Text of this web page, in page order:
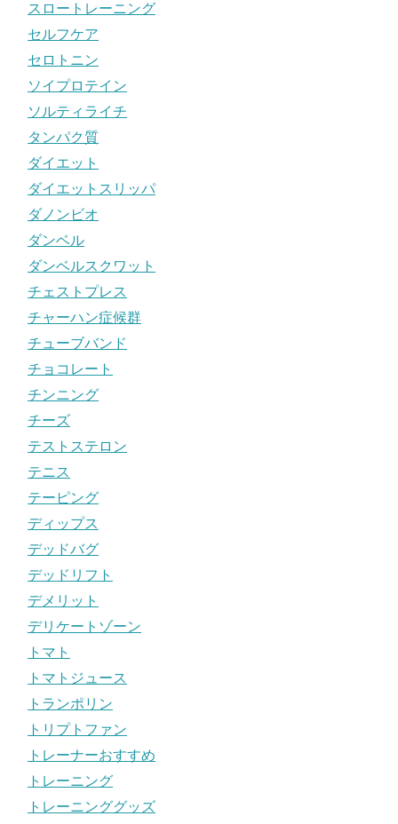
スロートレーニング
セルフケア
セロトニン
ソイプロテイン
ソルティライチ
タンパク質
ダイエット
ダイエットスリッパ
ダノンビオ
ダンベル
ダンベルスクワット
チェストプレス
チャーハン症候群
チューブバンド
チョコレート
チンニング
チーズ
テストステロン
テニス
テーピング
ディップス
デッドバグ
デッドリフト
デメリット
デリケートゾーン
トマト
トマトジュース
トランポリン
トリプトファン
トレーナーおすすめ
トレーニング
トレーニンググッズ